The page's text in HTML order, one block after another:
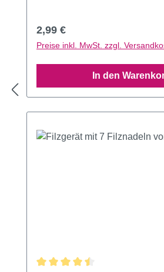
Regulärer Preis:
2,99 €
Preise inkl. MwSt. zzgl.
In den